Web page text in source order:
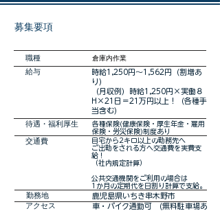
募集要項
職種
倉庫内作業
時給1,250円～1,562円（割増あ
り）
（月収例）時給1,250円×実働８
H×21日＝21万円以上！（各種手
当含む）
​給与
​待遇・福利厚生
各種保険(健康保険・厚生年金・雇用
保険・労災保険)制度あり
交通費
自宅から2キロ以上の勤務先へ
ご出勤をされる方へ交通費を実費支
給！
（社内規定計算）
公共交通機関をご利用の場合は
1か月の定期代を日割り計算で支給。
勤務地 鹿児島県いちき串木野市
アクセス
車・バイク通勤可 (無料駐車場あ